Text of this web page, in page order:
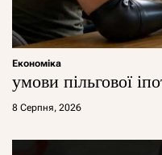
Економіка
умови пільгової
8 Серпня, 2026